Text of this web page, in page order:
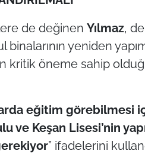
de değinen Yılmaz,
yeniden
kritik öneme sahip
eğitim görebilmesi
ve Keşan Lisesi’nin
” ifadelerini